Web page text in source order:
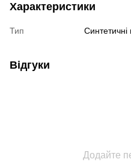
Характеристики
Тип Синтетичні
Відгуки
Додайте